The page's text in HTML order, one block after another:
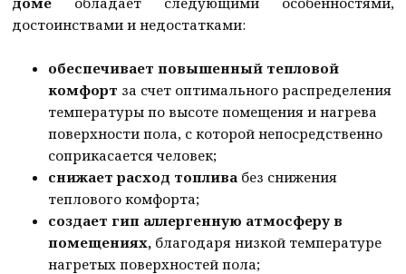
достоинствами и недостатками:
обеспечивает повышенный тепловой
комфорт за счет оптимального распределения
температуры по высоте помещения и нагрева
поверхности пола, с которой непосредственно
соприкасается человек;
снижает расход топлива без снижения
теплового комфорта;
создает гип аллергенную атмосферу в
помещениях, благодаря низкой температуре
нагретых поверхностей пола;